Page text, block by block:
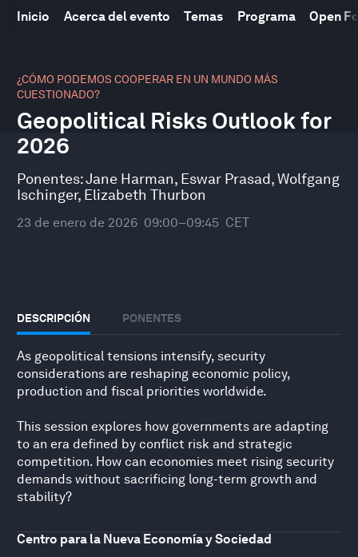
Inicio Acerca del evento Temas Programa Open
¿CÓMO PODEMOS COOPERAR EN UN MUNDO MÁS
CUESTIONADO?
Geopolitical Risks Outlook for
2026
Ponentes:Jane Harman, Eswar Prasad,Wolfgang
Ischinger, Elizabeth Thurbon
23 de enero de 2026 09:00–09:45 CET
DESCRIPCIÓN PONENTES
As geopolitical tensions intensify, security
considerations are reshaping economic policy,
production and fiscal priorities worldwide.
This session explores how governments are adapting
to an era defined by conflict risk and strategic
competition. How can economies meet rising security
demands without sacrificing long-term growth and
stability?
Centro para la Nueva Economía y Sociedad
seconds
of
minutes,
10
seconds